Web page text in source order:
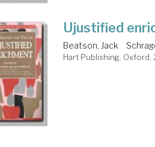
Ujustified
Beatson, Jack
Hart Publishing. Oxford,